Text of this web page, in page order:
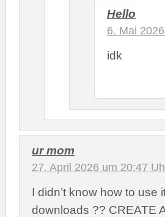
Hello
6. Mai
idk
ur mom
27. April 2026 um 20:47
I didn’t know how to use
downloads ?? CREATE